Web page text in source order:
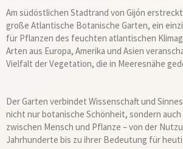
Am südöstlichen Stadtrand von Gijón
große Atlantische Botanische Garten, ein
für Pflanzen des feuchten atlantischen
Arten aus Europa, Amerika und Asien
Vielfalt der Vegetation, die in Meeresnähe
Der Garten verbindet Wissenschaft und
nicht nur botanische Schönheit, sondern
zwischen Mensch und Pflanze – von der
Jahrhunderte bis zu ihrer Bedeutung für